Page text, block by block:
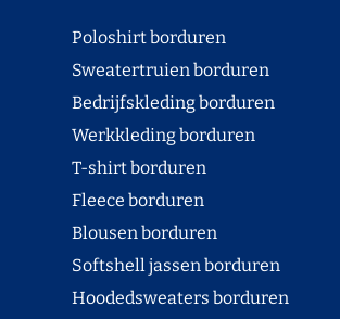
Poloshirt borduren
Sweatertruien borduren
Bedrijfskleding borduren
Werkkleding borduren
T-shirt borduren
Fleece borduren
Blousen borduren
Softshell jassen borduren
Hoodedsweaters borduren